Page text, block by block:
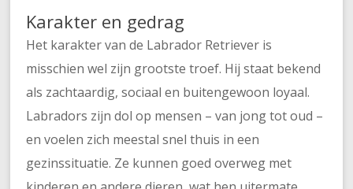
Karakter en gedrag
Het karakter van de Labrador Retriever is
misschien wel zijn grootste troef. Hij staat bekend
als zachtaardig, sociaal en buitengewoon loyaal.
Labradors zijn dol op mensen – van jong tot oud –
en voelen zich meestal snel thuis in een
gezinssituatie. Ze kunnen goed overweg met